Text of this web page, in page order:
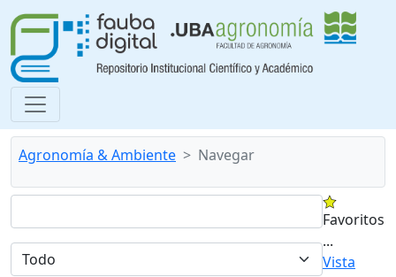
Agronomía & Ambiente Navegar
Favoritos
...
Vista